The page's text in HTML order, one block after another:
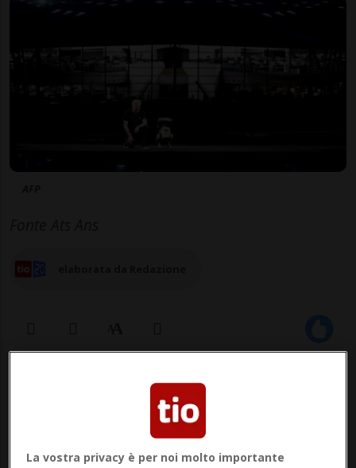
NEW YORK - Nvidia, colosso americano dei
processori grafici, è diventata la prima
La vostra privacy è per noi molto importante